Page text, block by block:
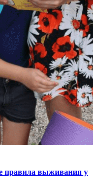
правила выживания у